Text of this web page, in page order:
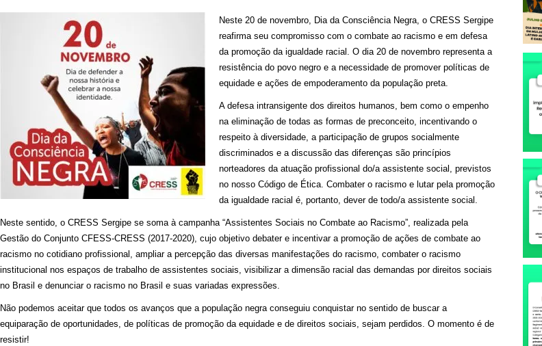
Neste 20 de novembro, Dia da Consciência Negra, o CRESS Sergipe
reafirma seu compromisso com o combate ao racismo e em defesa
da promoção da igualdade racial. O dia 20 de novembro representa a
resistência do povo negro e a necessidade de promover políticas de
equidade e ações de empoderamento da população preta.
A defesa intransigente dos direitos humanos, bem como o empenho
na eliminação de todas as formas de preconceito, incentivando o
respeito à diversidade, a participação de grupos socialmente
discriminados e a discussão das diferenças são princípios
norteadores da atuação profissional do/a assistente social, previstos
no nosso Código de Ética. Combater o racismo e lutar pela promoção
da igualdade racial é, portanto, dever de todo/a assistente social.
Neste sentido, o CRESS Sergipe se soma à campanha “Assistentes Sociais no Combate ao Racismo”, realizada pela
Gestão do Conjunto CFESS-CRESS (2017-2020), cujo objetivo debater e incentivar a promoção de ações de combate ao
racismo no cotidiano profissional, ampliar a percepção das diversas manifestações do racismo, combater o racismo
institucional nos espaços de trabalho de assistentes sociais, visibilizar a dimensão racial das demandas por direitos sociais
no Brasil e denunciar o racismo no Brasil e suas variadas expressões.
Não podemos aceitar que todos os avanços que a população negra conseguiu conquistar no sentido de buscar a
equiparação de oportunidades, de políticas de promoção da equidade e de direitos sociais, sejam perdidos. O momento é de
resistir!